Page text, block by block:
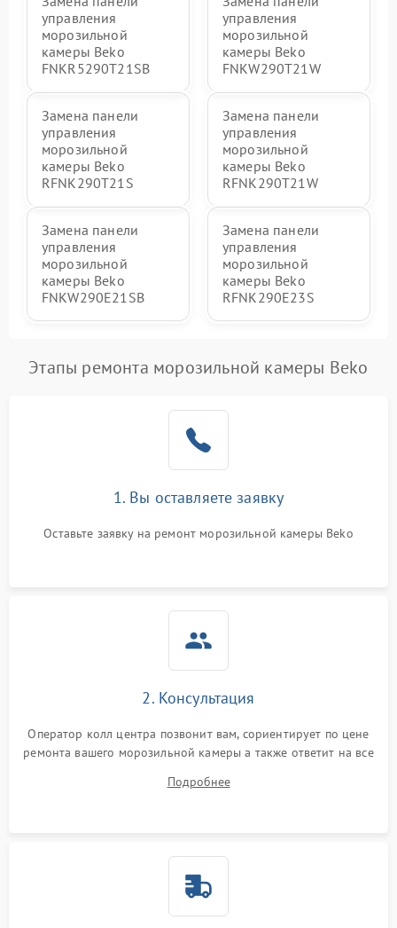
управления
морозильной
камеры Beko
FNKR5290T21SB
управления
морозильной
камеры Beko
FNKW290T21W
Замена панели
управления
морозильной
камеры Beko
RFNK290T21S
Замена панели
управления
морозильной
камеры Beko
RFNK290T21W
Замена панели
управления
морозильной
камеры Beko
FNKW290E21SB
Замена панели
управления
морозильной
камеры Beko
RFNK290E23S
Этапы ремонта морозильной камеры Beko
1. Вы оставляете заявку
Оставьте заявку на ремонт морозильной камеры Beko
2. Консультация
Оператор колл центра позвонит вам, сориентирует по цене
ремонта вашего морозильной камеры а также ответит на все
Подробнее